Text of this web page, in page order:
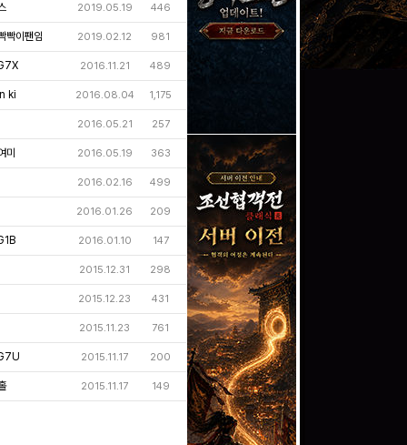
2019.05.19 446
빡이팬임 2019.02.12 981
2016.11.21 489
ki 2016.08.04 1,175
2016.05.21 257
미 2016.05.19 363
2016.02.16 499
2016.01.26 209
2016.01.10 147
2015.12.31 298
2015.12.23 431
2015.11.23 761
2015.11.17 200
2015.11.17 149